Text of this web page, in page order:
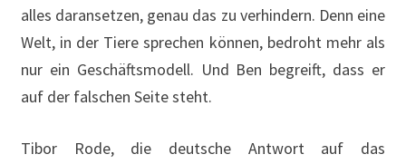
alles daransetzen, genau das zu verhindern. Denn eine
Welt, in der Tiere sprechen können, bedroht mehr als
nur ein Geschäftsmodell. Und Ben begreift, dass er
auf der falschen Seite steht.
Tibor Rode, die deutsche Antwort auf das